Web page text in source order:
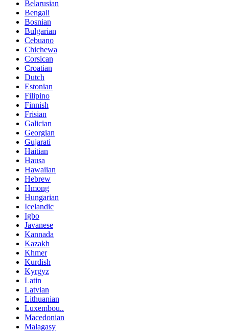
Belarusian
Bengali
Bosnian
Bulgarian
Cebuano
Chichewa
Corsican
Croatian
Dutch
Estonian
Filipino
Finnish
Frisian
Galician
Georgian
Gujarati
Haitian
Hausa
Hawaiian
Hebrew
Hmong
Hungarian
Icelandic
Igbo
Javanese
Kannada
Kazakh
Khmer
Kurdish
Kyrgyz
Latin
Latvian
Lithuanian
Luxembou..
Macedonian
Malagasy